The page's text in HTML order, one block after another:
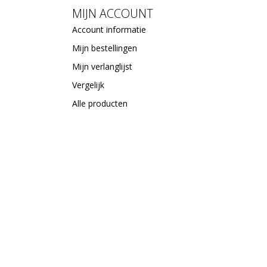
MIJN ACCOUNT
Account informatie
Mijn bestellingen
Mijn verlanglijst
Vergelijk
Alle producten